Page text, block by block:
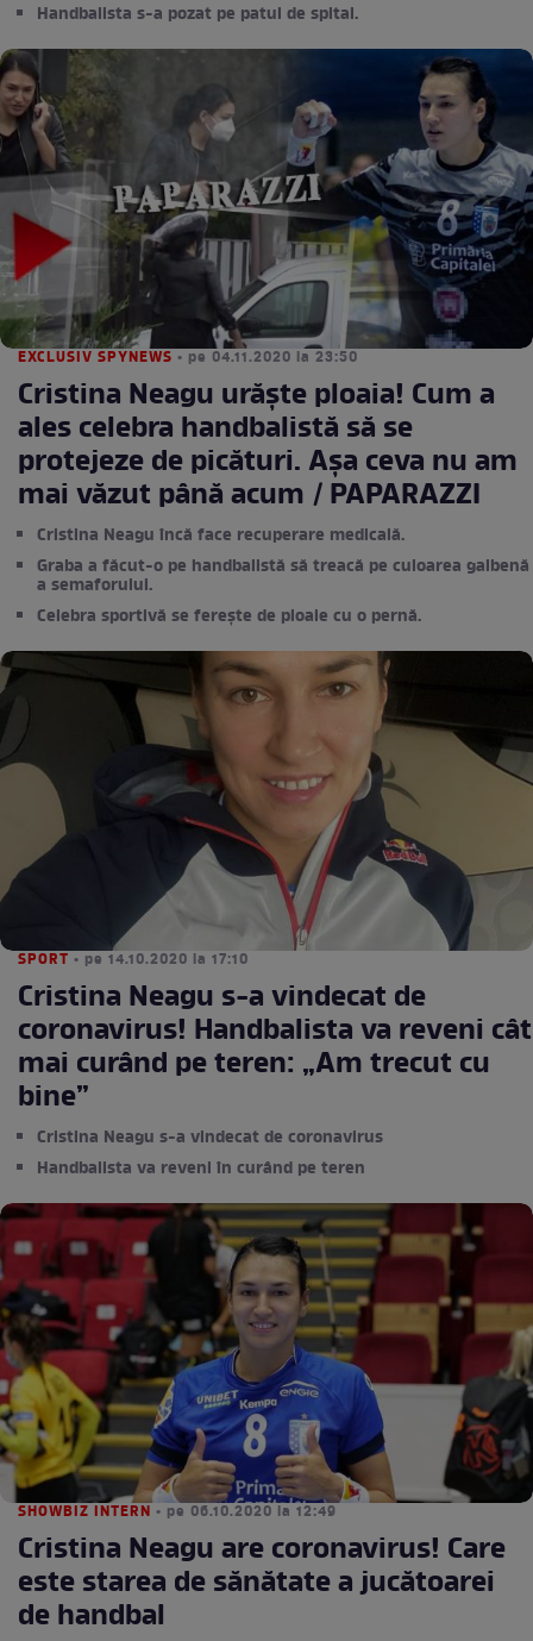
Handbalista s-a pozat pe patul de spital.
EXCLUSIV SPYNEWS • pe 04.11.2020 la 23:50
Cristina Neagu urăște ploaia! Cum a
ales celebra handbalistă să se
protejeze de picături. Așa ceva nu am
mai văzut până acum / PAPARAZZI
Cristina Neagu încă face recuperare medicală.
Graba a făcut-o pe handbalistă să treacă pe culoarea galbenă
a semaforului.
Celebra sportivă se ferește de ploaie cu o pernă.
SPORT • pe 14.10.2020 la 17:10
Cristina Neagu s-a vindecat de
coronavirus! Handbalista va reveni cât
mai curând pe teren: „Am trecut cu
bine”
Cristina Neagu s-a vindecat de coronavirus
Handbalista va reveni în curând pe teren
SHOWBIZ INTERN • pe 06.10.2020 la 12:49
Cristina Neagu are coronavirus! Care
este starea de sănătate a jucătoarei
de handbal